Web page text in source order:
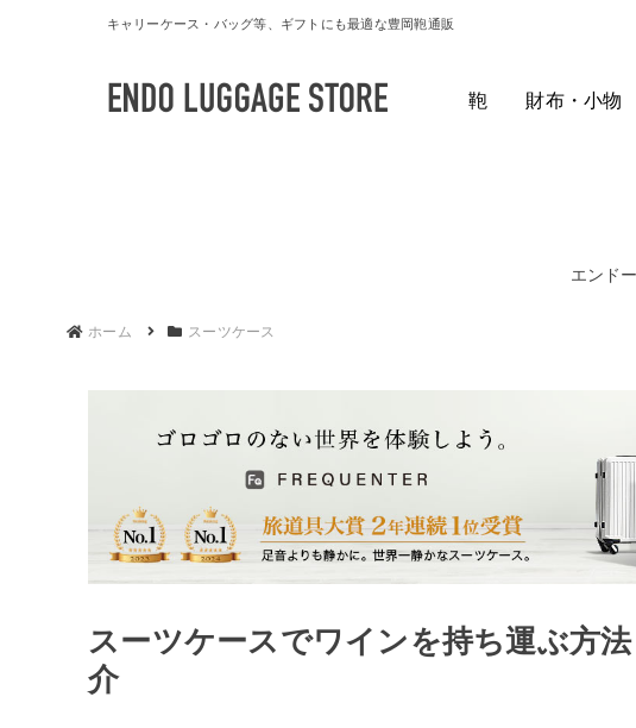
キャリーケース・バッグ等、ギフトにも最適な豊岡鞄通販
鞄 財布・小物
エンド
ホーム スーツケース
スーツケースでワインを持ち運ぶ方
介